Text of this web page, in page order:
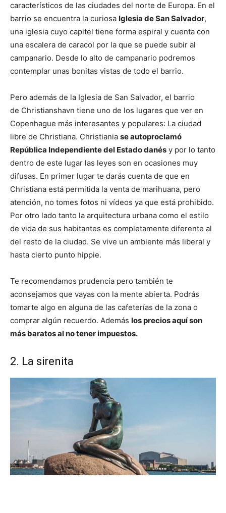
característicos de las ciudades del norte de Europa. En el
barrio se encuentra la curiosa Iglesia de San Salvador,
una iglesia cuyo capitel tiene forma espiral y cuenta con
una escalera de caracol por la que se puede subir al
campanario. Desde lo alto de campanario podremos
contemplar unas bonitas vistas de todo el barrio.
Pero además de la Iglesia de San Salvador, el barrio
de Christianshavn tiene uno de los lugares que ver en
Copenhague más interesantes y populares: La ciudad
libre de Christiana. Christiania se autoproclamó
República Independiente del Estado danés y por lo tanto
dentro de este lugar las leyes son en ocasiones muy
difusas. En primer lugar te darás cuenta de que en
Christiana está permitida la venta de marihuana, pero
atención, no tomes fotos ni vídeos ya que está prohibido.
Por otro lado tanto la arquitectura urbana como el estilo
de vida de sus habitantes es completamente diferente al
del resto de la ciudad. Se vive un ambiente más liberal y
hasta cierto punto hippie.
Te recomendamos prudencia pero también te
aconsejamos que vayas con la mente abierta. Podrás
tomarte algo en alguna de las cafeterías de la zona o
comprar algún recuerdo. Además los precios aquí son
más baratos al no tener impuestos.
2. La sirenita